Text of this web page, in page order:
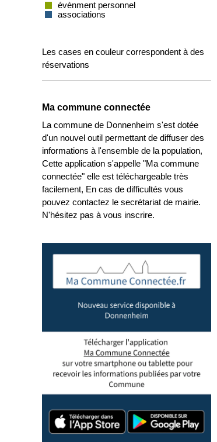
évènment personnel
associations
Les cases en couleur correspondent à des
réservations
Ma commune connectée
La commune de Donnenheim s'est dotée
d'un nouvel outil permettant de diffuser des
informations à l'ensemble de la population,
Cette application s'appelle "Ma commune
connectée" elle est téléchargeable très
facilement, En cas de difficultés vous
pouvez contactez le secrétariat de mairie.
N'hésitez pas à vous inscrire.